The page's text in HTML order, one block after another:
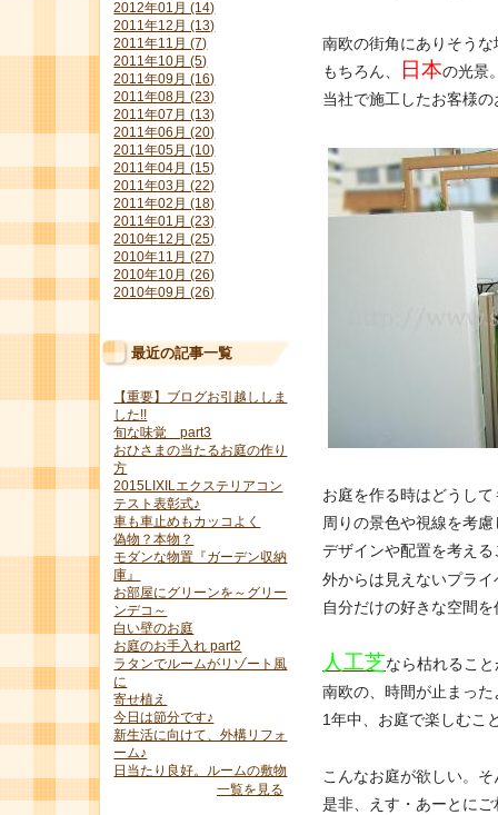
南欧の街角にありそうな
もちろん、
日本の光景
当社で施工したお客様の
お庭を作る時はどうし
周りの景色や視線を考慮
デザインや配置を考え
外からは見えないプラ
自分だけの好きな空間
人工芝なら枯れるこ
南欧の、時間が止まっ
1年中、お庭で楽しむこ
こんなお庭が欲しい。
是非、えす・あーとに
2012年01月 (14)
2011年12月 (13)
2011年11月 (7)
2011年10月 (5)
2011年09月 (16)
2011年08月 (23)
2011年07月 (13)
2011年06月 (20)
2011年05月 (10)
2011年04月 (15)
2011年03月 (22)
2011年02月 (18)
2011年01月 (23)
2010年12月 (25)
2010年11月 (27)
2010年10月 (26)
2010年09月 (26)
最近の記事一覧
【重要】ブログお引越ししま
した!!
旬な味覚 part3
おひさまの当たるお庭の作り
方
2015LIXILエクステリアコン
テスト表彰式♪
車も車止めもカッコよく
偽物？本物？
モダンな物置『ガーデン収納
庫』
お部屋にグリーンを～グリー
ンデコ～
白い壁のお庭
お庭のお手入れ part2
ラタンでルームがリゾート風
に
寄せ植え
今日は節分です♪
新生活に向けて、外構リフォ
ーム♪
日当たり良好。ルームの敷物
一覧を見る